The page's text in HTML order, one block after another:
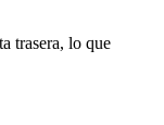
trasera, lo que